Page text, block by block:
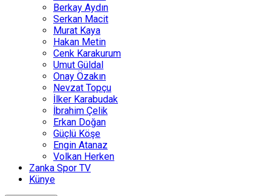
Berkay Aydın
Serkan Macit
Murat Kaya
Hakan Metin
Cenk Karakurum
Umut Güldal
Onay Özakın
Nevzat Topçu
İlker Karabudak
İbrahim Çelik
Erkan Doğan
Güçlü Köşe
Engin Atanaz
Volkan Herken
Zanka Spor TV
Künye